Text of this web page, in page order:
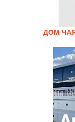
ДОМ